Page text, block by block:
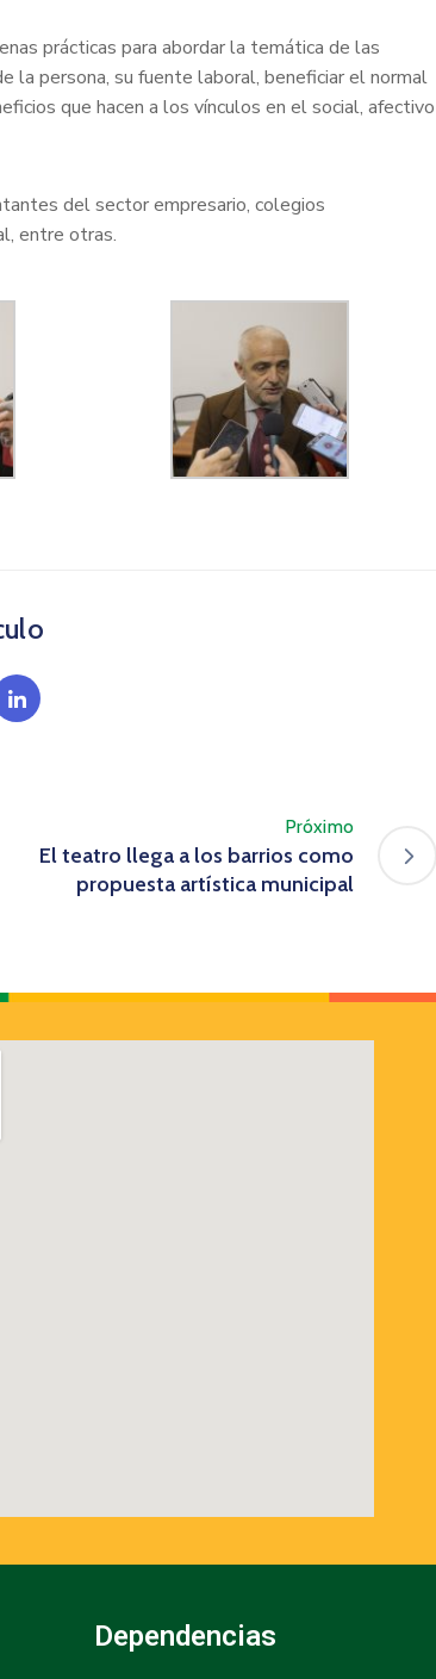
prácticas para abordar la temática de las
la persona, su fuente laboral, beneficiar el normal
que hacen a los vínculos en el social, afectivo
del sector empresario, colegios
entre otras.
Próximo
El teatro llega a los barrios como
propuesta artística municipal
Dependencias